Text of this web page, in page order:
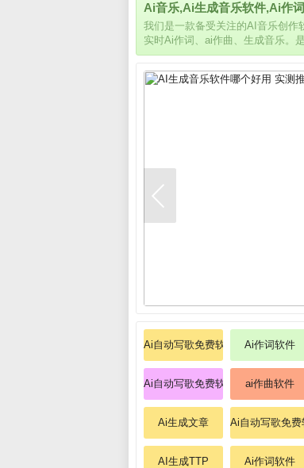
Ai音乐,Ai生成音乐软件,Ai作
我们是一款备受关注的AI音乐创作
实时Ai作词、ai作曲、生成音乐。
Ai自动写歌免费软件 Ai作词软件
Ai自动写歌免费软件 ai作曲软件
Ai生成文章 Ai自动写歌免费
AI生成TTP Ai作词软件